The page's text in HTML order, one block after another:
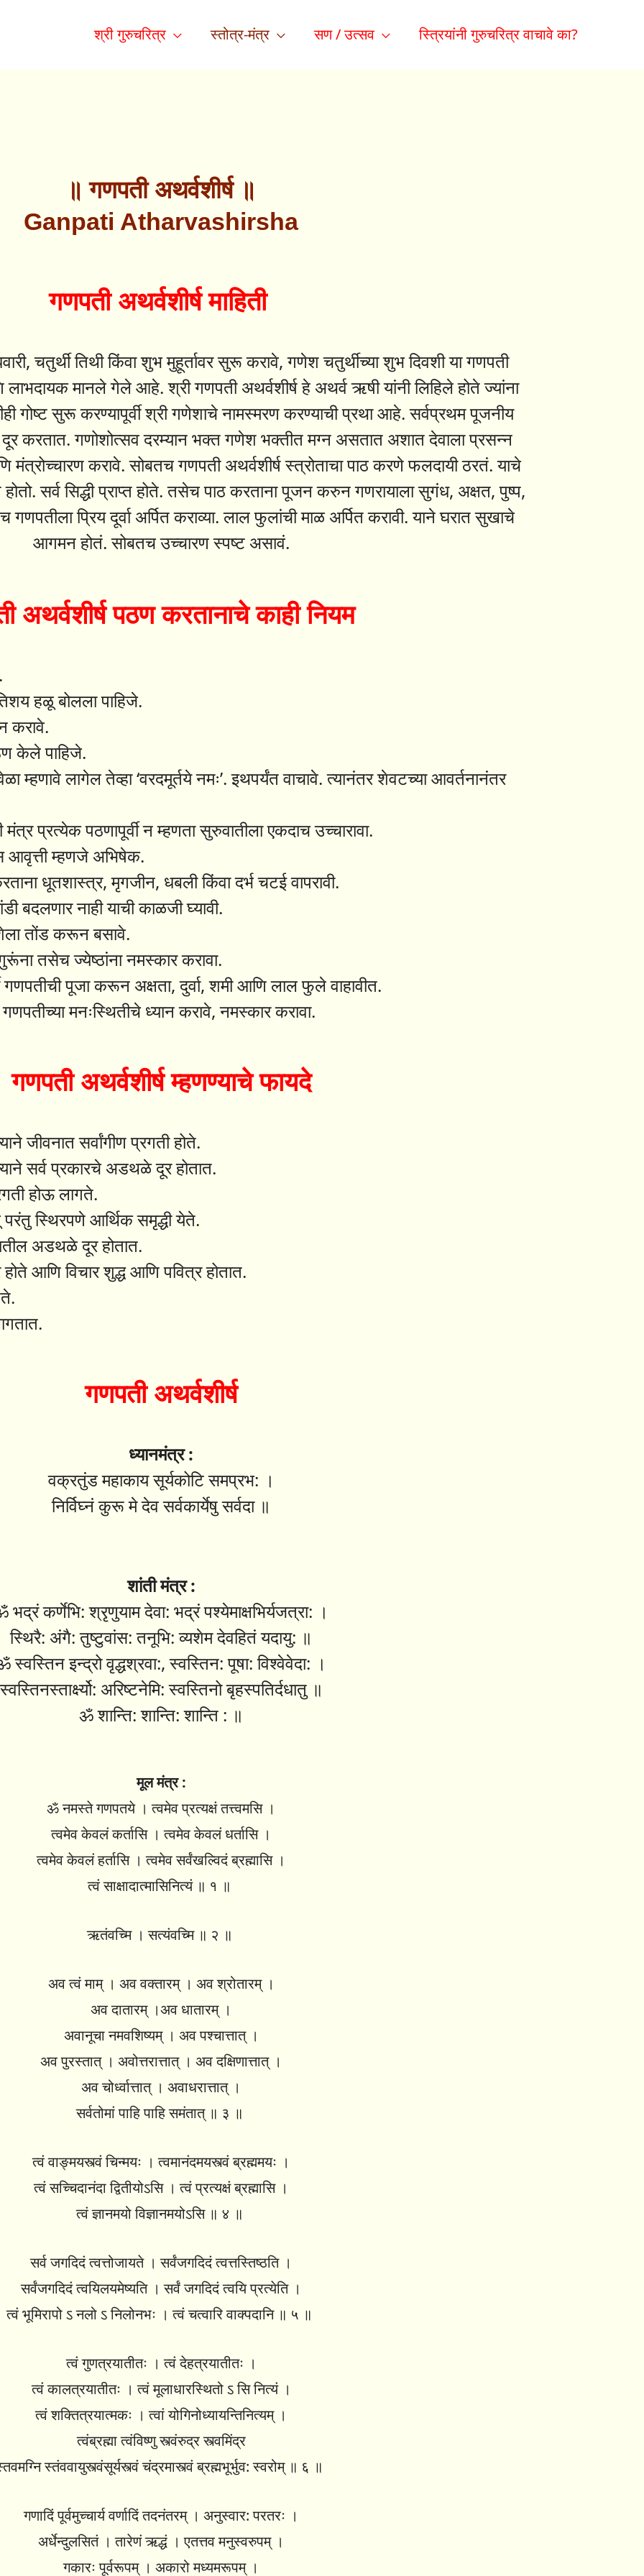
श्री गुरुचरित्र स्तोत्र-मंत्र सण / उत्सव स्त्रियांनी गुरुचरित्र वाचावे का?
॥ गणपती अथर्वशीर्ष ॥
Ganpati Atharvashirsha
गणपती अथर्वशीर्ष माहिती
चतुर्थी तिथी किंवा शुभ मुहूर्तावर सुरू करावे, गणेश चतुर्थीच्या शुभ दिवशी या गणपती
लाभदायक मानले गेले आहे. श्री गणपती अथर्वशीर्ष हे अथर्व ऋषी यांनी लिहिले होते ज्यांना
गोष्ट सुरू करण्यापूर्वी श्री गणेशाचे नामस्मरण करण्याची प्रथा आहे. सर्वप्रथम पूजनीय
करतात. गणोशोत्सव दरम्यान भक्त गणेश भक्तीत मग्न असतात अशात देवाला प्रसन्न
मंत्रोच्चारण करावे. सोबतच गणपती अथर्वशीर्ष स्त्रोताचा पाठ करणे फलदायी ठरतं. याचे
सर्व सिद्धी प्रा‍प्त होते. तसेच पाठ करताना पूजन करुन गणरायाला सुगंध, अक्षत, पुष्प,
गणपतीला प्रिय दूर्वा ‍अर्पित कराव्या. लाल फुलांची माळ अर्पित करावी. याने घरात सुखाचे
आगमन होतं. सोबतच उच्चारण स्पष्ट असावं.
अथर्वशीर्ष पठण करतानाचे काही नियम
हळू बोलला पाहिजे.
करावे.
केले पाहिजे.
म्हणावे लागेल तेव्हा ‘वरदमूर्तये नमः’. इथपर्यंत वाचावे. त्यानंतर शेवटच्या आवर्तनानंतर
मंत्र प्रत्येक पठणापूर्वी न म्हणता सुरुवातीला एकदाच उच्चारावा.
आवृत्ती म्हणजे अभिषेक.
धूतशास्त्र, मृगजीन, धबली किंवा दर्भ चटई वापरावी.
बदलणार नाही याची काळजी घ्यावी.
तोंड करून बसावे.
गुरूंना तसेच ज्येष्ठांना नमस्कार करावा.
गणपतीची पूजा करून अक्षता, दुर्वा, शमी आणि लाल फुले वाहावीत.
मनःस्थितीचे ध्यान करावे, नमस्कार करावा.
गणपती अथर्वशीर्ष म्हणण्याचे फायदे
जीवनात सर्वांगीण प्रगती होते.
सर्व प्रकारचे अडथळे दूर होतात.
होऊ लागते.
स्थिरपणे आर्थिक समृद्धी येते.
अडथळे दूर होतात.
होते आणि विचार शुद्ध आणि पवित्र होतात.
गणपती अथर्वशीर्ष
ध्यानमंत्र :
वक्रतुंड महाकाय सूर्यकोटि समप्रभ: ।
निर्विघ्नं कुरू मे देव सर्वकार्येषु सर्वदा ॥
शांती मंत्र :
भद्रं कर्णेभि: श्रृणुयाम देवा: भद्रं पश्येमाक्षभिर्यजत्रा: ।
स्थिरै: अंगै: तुष्टुवांस: तनूभि: व्यशेम देवहितं यदायु: ॥
स्वस्तिन इन्द्रो वृद्धश्रवा:, स्वस्तिन: पूषा: विश्वेवेदा: ।
स्वस्तिनस्तार्क्ष्यो: अरिष्टनेमि: स्वस्तिनो बृहस्पतिर्दधातु ॥
ॐ शान्ति: शान्ति: शान्ति : ॥
मूल मंत्र :
ॐ नमस्ते गणपतये । त्वमेव प्रत्यक्षं तत्त्वमसि ।
त्वमेव केवलं कर्तासि । त्वमेव केवलं धर्तासि ।
त्वमेव केवलं हर्तासि । त्वमेव सर्वंखल्विदं ब्रह्मासि ।
त्वं साक्षादात्मासिनित्यं ॥ १ ॥
ऋतंवच्मि । सत्यंवच्मि ॥ २ ॥
अव त्वं माम् । अव वक्तारम् । अव श्रोतारम् ।
अव दातारम् ।अव धातारम् ।
अवानूचा नमवशिष्यम् । अव पश्चात्तात् ।
अव पुरस्तात् । अवोत्तरात्तात् । अव दक्षिणात्तात् ।
अव चोर्ध्वात्तात् । अवाधरात्तात् ।
सर्वतोमां पाहि पाहि समंतात् ॥ ३ ॥
त्वं वाङ्मयस्त्वं चिन्मयः । त्वमानंदमयस्त्वं ब्रह्ममयः ।
त्वं सच्चिदानंदा द्वितीयोऽसि । त्वं प्रत्यक्षं ब्रह्मासि ।
त्वं ज्ञानमयो विज्ञानमयोऽसि ॥ ४ ॥
सर्व जगदिदं त्वत्तोजायते । सर्वंजगदिदं त्वत्तस्तिष्ठति ।
सर्वंजगदिदं त्वयिलयमेष्यति । सर्वं जगदिदं त्वयि प्रत्येति ।
त्वं भूमिरापो ऽ नलो ऽ निलोनभः । त्वं चत्वारि वाक्पदानि ॥ ५ ॥
त्वं गुणत्रयातीतः । त्वं देहत्रयातीतः ।
त्वं कालत्रयातीतः । त्वं मूलाधारस्थितो ऽ सि नित्यं ।
त्वं शक्तित्रयात्मकः । त्वां योगिनोध्यायन्तिनित्यम् ।
त्वंब्रह्मा त्वंविष्णु स्त्वंरुद्र स्त्वमिंद्र
स्तंववायुस्त्वंसूर्यस्त्वं चंद्रमास्त्वं ब्रह्मभूर्भुव: स्वरोम् ॥ ६ ॥
गणादिं पूर्वमुच्चार्य वर्णादिं तदनंतरम् । अनुस्वार: परतरः ।
अर्धेन्दुलसितं । तारेणं ऋद्धं । एतत्तव मनुस्वरुपम् ।
गकारः पूर्वरूपम् । अकारो मध्यमरूपम् ।